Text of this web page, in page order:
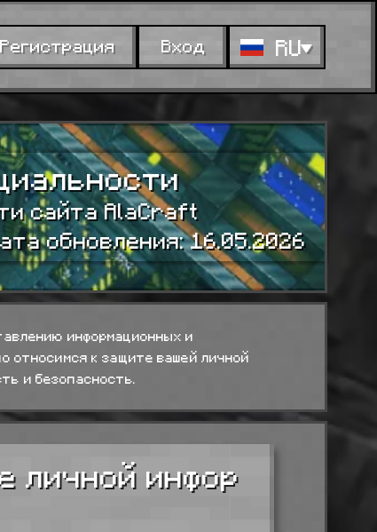
Регистрация Вход RU
сайта AlaCraft
обновления: 16.05.2026
информационных и
относимся к защите вашей личной
и безопасность.
личной инфор